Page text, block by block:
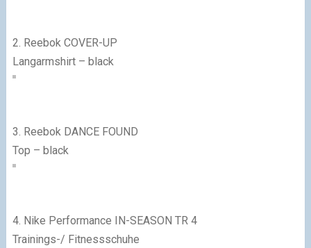
2. Reebok COVER-UP
Langarmshirt – black
3. Reebok DANCE FOUND
Top – black
4. Nike Performance IN-SEASON TR 4
Trainings-/ Fitnessschuhe